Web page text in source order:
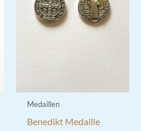
Medaillen
Benedikt Medaille